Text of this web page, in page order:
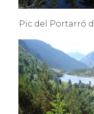
Pic del Portarró